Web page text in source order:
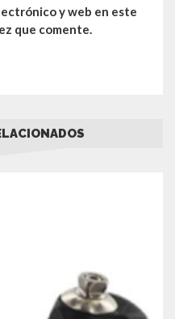
y web en este
que comente.